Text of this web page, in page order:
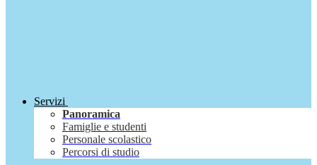
Servizi
Panoramica
Famiglie e studenti
Personale scolastico
Percorsi di studio